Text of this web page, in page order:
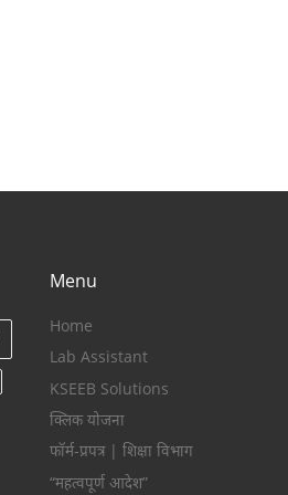
Menu
Home
Lab Assistant
KSEEB Solutions
क्लिक योजना
फॉर्म-प्रपत्र | शिक्षा विभाग
“महत्वपूर्ण आदेश”